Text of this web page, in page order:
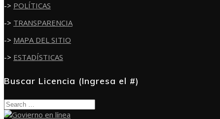
-> POLÍTICAS
-> TRANSPARENCIA
-> MAPA DEL SITIO
-> ESTADÍSTICAS
Buscar Licencia (Ingresa el #)
Search
for: